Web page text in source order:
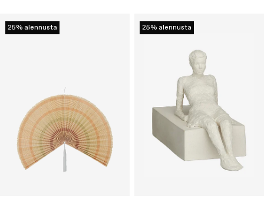
25% alennusta 25% alennusta